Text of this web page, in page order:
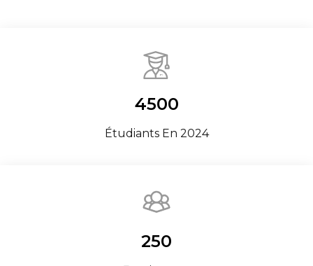
4500
Étudiants En 2024
250